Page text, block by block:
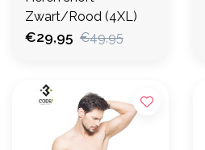
Zwart/Rood (4XL)
€29,95 €49,95